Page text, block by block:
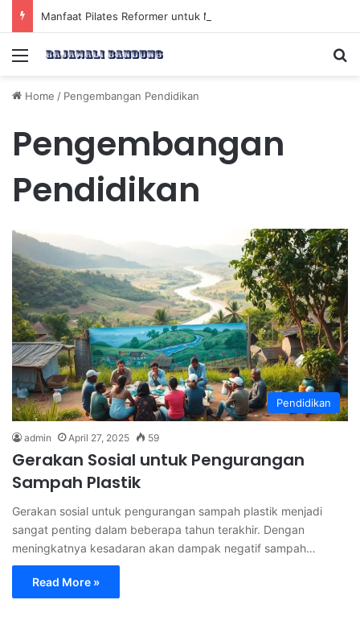
Menu
Home / Pengembangan Pendidikan
Pengembangan
Pendidikan
Pendidikan
admin April 27, 2025 59
Gerakan Sosial untuk Pengurangan
Sampah Plastik
Gerakan sosial untuk pengurangan sampah plastik menjadi
sangat penting dalam beberapa tahun terakhir. Dengan
meningkatnya kesadaran akan dampak negatif sampah…
Read More »